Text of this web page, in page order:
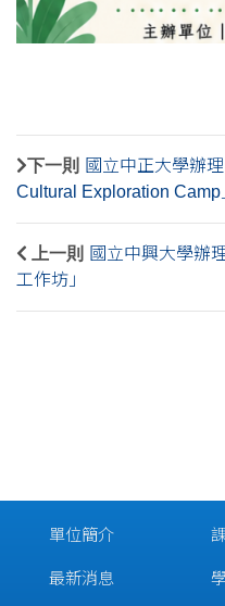
下一則
國立中正大學辦
Cultural Exploration
上一則
國立中興大學辦
工作坊」
單位簡介
最新消息